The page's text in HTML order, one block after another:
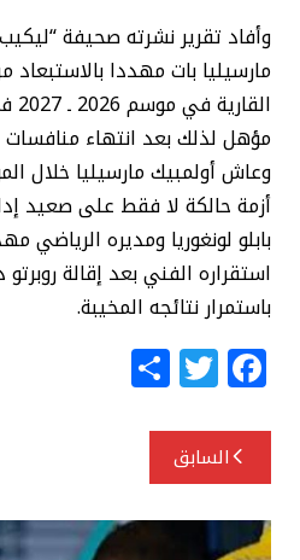
وأفاد تقرير نشرته صحيفة
مارسيليا بات مهددا
مؤهل لذلك بعد انتهاء منافسات
وعاش أولمبيك مارسيليا خلال
أزمة حالكة لا فقط على صعيد
بابلو لونغوريا ومديره
استقراره الفني بعد إقالة
باستمرار نتائجه المخيبة.
F
a
c
e
b
T
w
itt
e
r
S
h
تصفّح
المقالات
السابق